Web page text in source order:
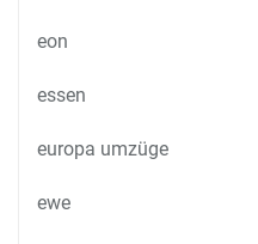
eon
essen
europa umzüge
ewe